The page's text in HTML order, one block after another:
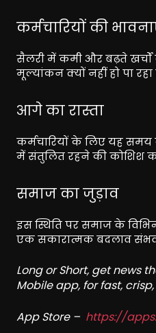
कर्मचारियों की
सैलरी में कमी और बढ़ते
मूल्यांकन क्यों नहीं हो पा
आगे का रास्ता
कर्मचारियों के लिए यह
में संतुलित रहने की कोशिश
समाज का जुड़ाव
इस स्थिति पर समाज के
एक सकारात्मक बदलाव संभव
Long or Short, get news
Mobile app, for fast,
App Store – https://